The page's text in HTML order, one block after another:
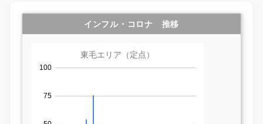
インフル・コロナ 推移